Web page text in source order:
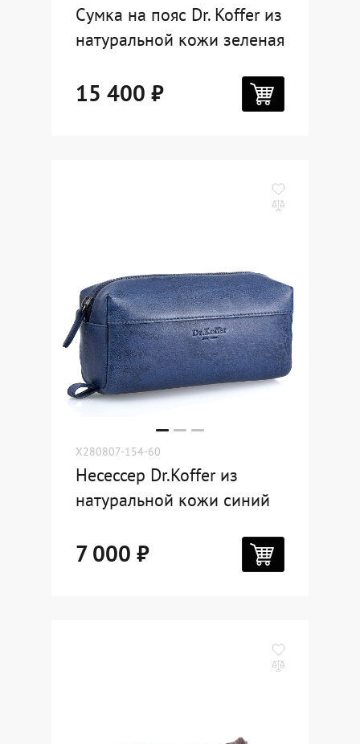
Сумка на пояс Dr. Koffer из
натуральной кожи зеленая
15 400 ₽
X280807-154-60
Несессер Dr.Koffer из
натуральной кожи синий
7 000 ₽